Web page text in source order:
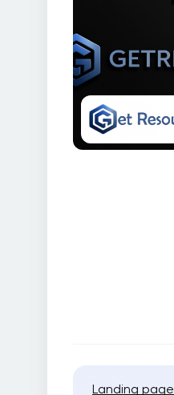
Landing page